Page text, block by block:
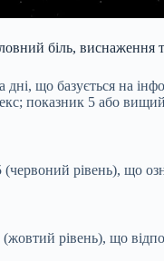
біль, виснаження
що базується на
показник 5 або
рівень), що
рівень), що